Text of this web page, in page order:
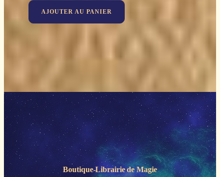
AJOUTER AU PANIER
Boutique-Librairie deMagie